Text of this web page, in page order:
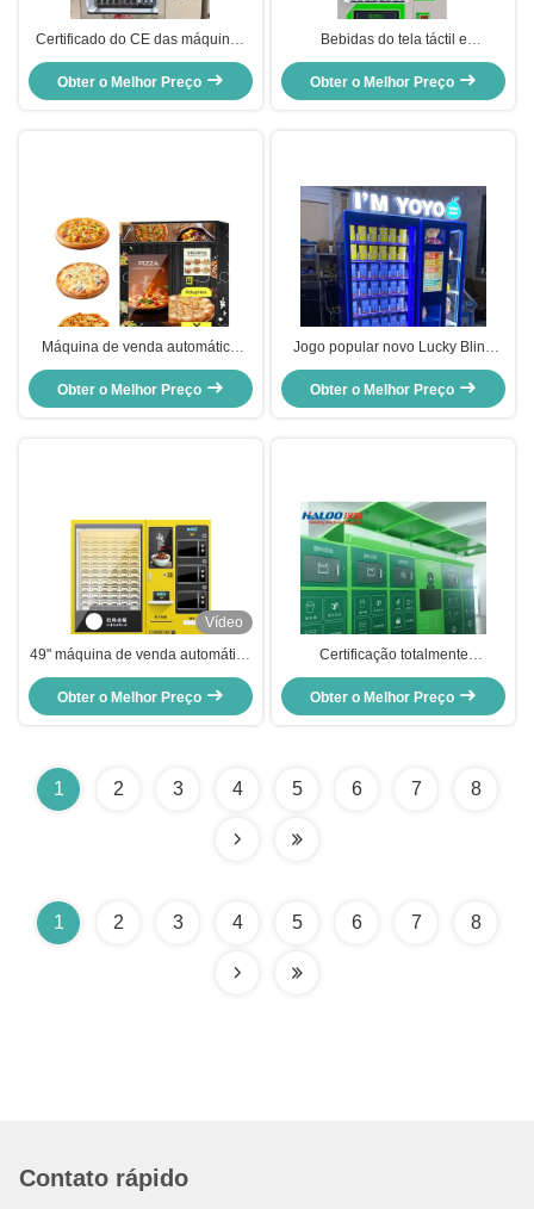
Certificado do CE das máquinas
de venda automática do
mantimento do tela táctil com
temperatura ambiente
Obter o Melhor Preço
Bebidas do tela táctil e
vendedores portáteis da máquina
de venda automática da máquina
de venda automática dos petiscos
Obter o Melhor Preço
Máquina de venda automática
quente da pizza com o tela táctil
grande de 49 polegadas
Obter o Melhor Preço
Jogo popular novo Lucky Blind
Box Vending Machine engraçado
com tela táctil
Obter o Melhor Preço
Vídeo
49" máquina de venda automática
grande da tela com micro-ondas
duplas quentes do alimento
4000W
Obter o Melhor Preço
Certificação totalmente
automático do CE das máquinas
de venda automática do lixo do
ODM com tela táctil
Obter o Melhor Preço
1 2 3 4 5 6 7 8
1 2 3 4 5 6 7 8
Contato rápido